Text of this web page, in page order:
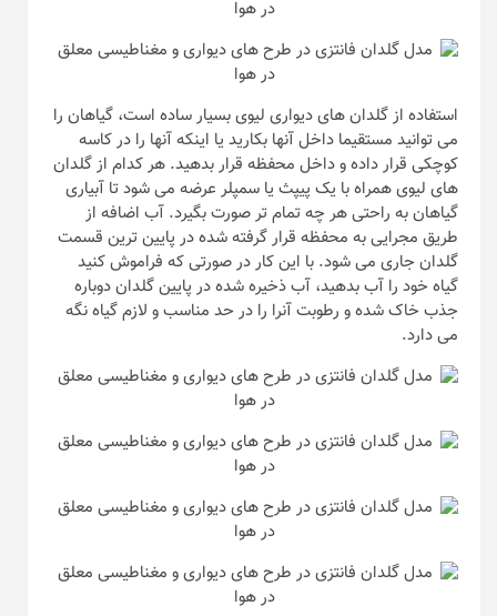
استفاده از گلدان های دیواری لیوی بسیار ساده است، گیاهان را
می توانید مستقیما داخل آنها بکارید یا اینکه آنها را در کاسه
کوچکی قرار داده و داخل محفظه قرار بدهید. هر کدام از گلدان
های لیوی همراه با یک پیپث یا سمپلر عرضه می شود تا آبیاری
گیاهان به راحتی هر چه تمام تر صورت بگیرد. آب اضافه از
طریق مجرایی به محفظه قرار گرفته شده در پایین ترین قسمت
گلدان جاری می شود. با این کار در صورتی که فراموش کنید
گیاه خود را آب بدهید، آب ذخیره شده در پایین گلدان دوباره
جذب خاک شده و رطوبت آنرا را در حد مناسب و لازم گیاه نگه
می دارد.